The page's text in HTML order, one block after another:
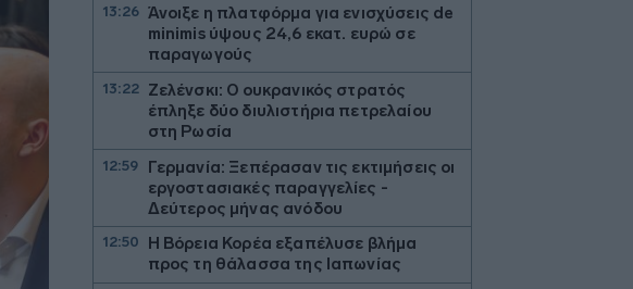
13:26 Άνοιξε η πλατφόρμα για ενισχύσεις de
minimis ύψους 24,6 εκατ. ευρώ σε
παραγωγούς
13:22
Ζελένσκι: Ο ουκρανικός στρατός
έπληξε δύο διυλιστήρια πετρελαίου
στη Ρωσία
12:59
Γερμανία: Ξεπέρασαν τις εκτιμήσεις οι
εργοστασιακές παραγγελίες -
Δεύτερος μήνας ανόδου
12:50
Η Βόρεια Κορέα εξαπέλυσε βλήμα
προς τη θάλασσα της Ιαπωνίας